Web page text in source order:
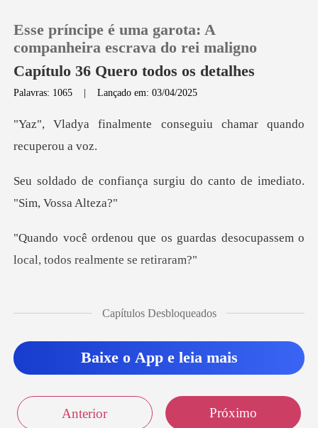
Loja
Histórico
Esse príncipe é uma garota: A
companheira escrava do rei maligno
Capítulo 36 Quero todos os detalhes
Palavras: 1065 |Lançado em: 03/04/2025
te conseguiu chamar qu
surgiu do canto de imed
uardas desocupassem o
local,
Capítulos Desbloqueados
Baixe o App e leia mais
Anterior Próximo